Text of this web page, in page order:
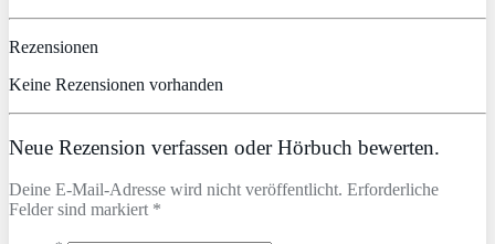
Rezensionen
Keine Rezensionen vorhanden
Neue Rezension verfassen oder Hörbuch bewerten.
Deine E-Mail-Adresse wird nicht veröffentlicht. Erforderliche
Felder sind markiert *